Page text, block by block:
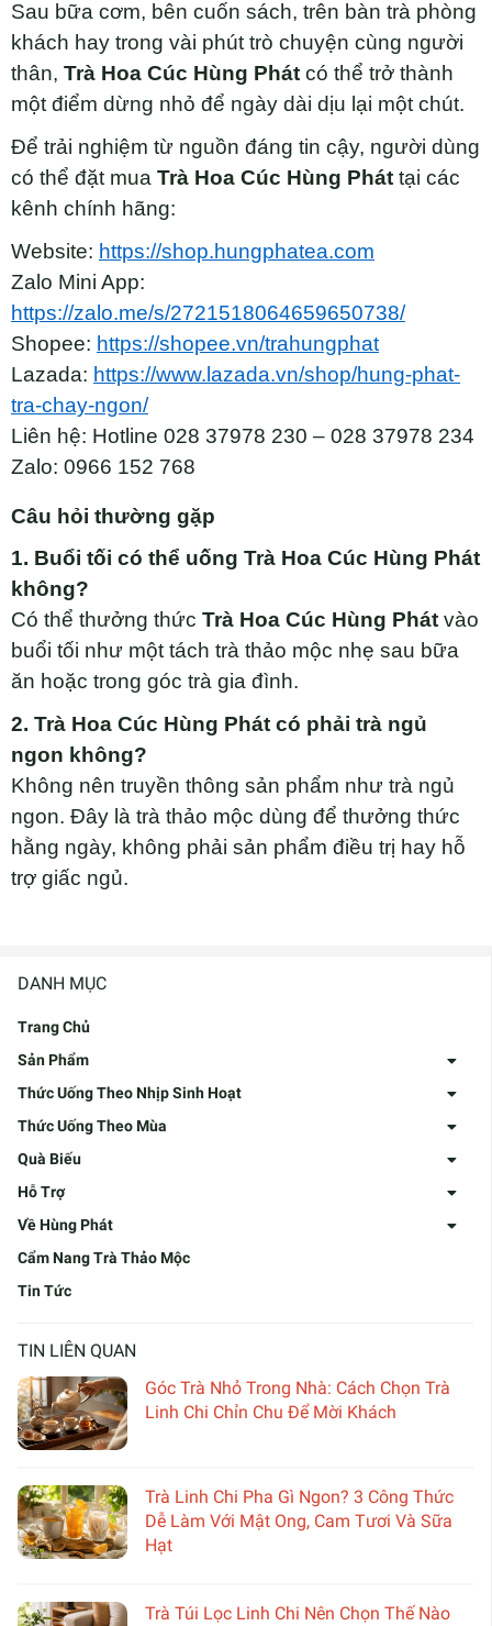
DANH MỤC
Trang Chủ
Sản Phẩm
Thức Uống Theo Nhịp Sinh Hoạt
Thức Uống Theo Mùa
Quà Biếu
Hỗ Trợ
Về Hùng Phát
Cẩm Nang Trà Thảo Mộc
Tin Tức
TIN LIÊN QUAN
Góc Trà Nhỏ Trong Nhà: Cách Chọn Trà
Linh Chi Chỉn Chu Để Mời Khách
Trà Linh Chi Pha Gì Ngon? 3 Công Thức
Dễ Làm Với Mật Ong, Cam Tươi Và Sữa
Hạt
Trà Túi Lọc Linh Chi Nên Chọn Thế Nào
Sau bữa cơm, bên cuốn sách, trên bàn trà phòng
khách hay trong vài phút trò chuyện cùng người
thân, Trà Hoa Cúc Hùng Phát có thể trở thành
một điểm dừng nhỏ để ngày dài dịu lại một chút.
Để trải nghiệm từ nguồn đáng tin cậy, người dùng
có thể đặt mua Trà Hoa Cúc Hùng Phát tại các
kênh chính hãng:
Website: https://shop.hungphatea.com
Zalo Mini App:
https://zalo.me/s/2721518064659650738/
Shopee: https://shopee.vn/trahungphat
Lazada: https://www.lazada.vn/shop/hung-phat-
tra-chay-ngon/
Liên hệ: Hotline 028 37978 230 – 028 37978 234
Zalo: 0966 152 768
Câu hỏi thường gặp
1. Buổi tối có thể uống Trà Hoa Cúc Hùng Phát
không?
Có thể thưởng thức Trà Hoa Cúc Hùng Phát vào
buổi tối như một tách trà thảo mộc nhẹ sau bữa
ăn hoặc trong góc trà gia đình.
2. Trà Hoa Cúc Hùng Phát có phải trà ngủ
ngon không?
Không nên truyền thông sản phẩm như trà ngủ
ngon. Đây là trà thảo mộc dùng để thưởng thức
hằng ngày, không phải sản phẩm điều trị hay hỗ
trợ giấc ngủ.